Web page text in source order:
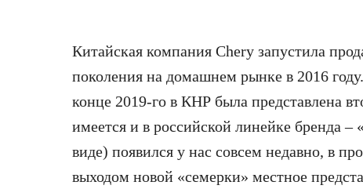
Китайская компания Chery запустила
поколения на домашнем рынке в 2016
конце 2019-го в КНР была представлена
имеется и в российской линейке бренда
виде) появился у нас совсем недавно, в
выходом новой «семерки» местное